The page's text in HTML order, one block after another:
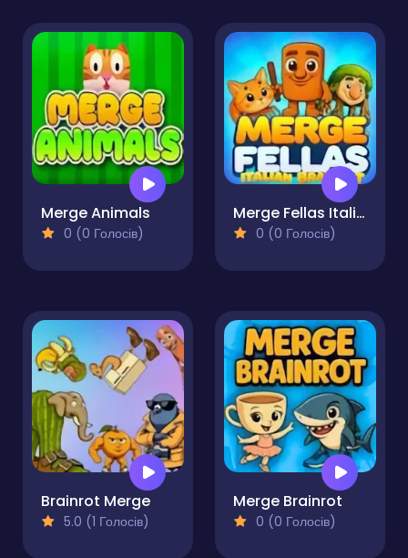
Merge Animals
0 (0 Голосів)
Merge Fellas Italian Brainrot
0 (0 Голосів)
Brainrot Merge
5.0 (1 Голосів)
Merge Brainrot
0 (0 Голосів)